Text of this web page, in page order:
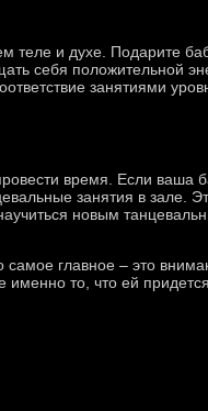
теле и духе. Подарите
себя положительной
занятиями
время. Если ваша
занятия в зале.
новым
главное – это
именно то, что ей